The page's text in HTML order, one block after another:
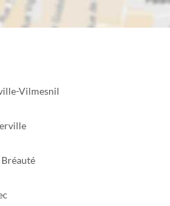
FÉCAMP
Vilmesnil